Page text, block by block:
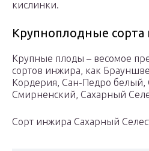
кислинки.
Крупноплодные
Крупные плоды – весомое
сортов инжира, как
Кордерия, Сан-Педро
Смирненский, Сахарный
Сорт инжира Сахарный